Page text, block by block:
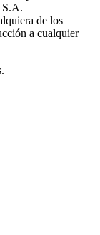
de los
a cualquier